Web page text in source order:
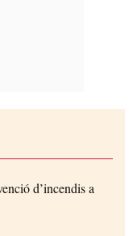
d’incendis a